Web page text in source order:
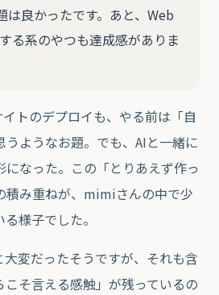
は良かったです。あと、Web
る系のやつも達成感がありま
トのデプロイも、やる前は「自
ようなお題。でも、AIと一緒に
になった。この「とりあえず作っ
積み重ねが、mimiさんの中で少
様子でした。
大変だったそうですが、それも含
そ言える感触」が残っているの